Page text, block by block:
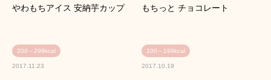
やわもちアイス 安納芋カップ
200～299kcal
2017.11.23
もちっと チョコレート
100～199kcal
2017.10.19